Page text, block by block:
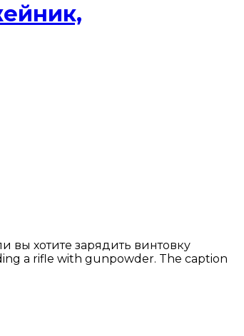
вы хотите зарядить винтовку
a rifle with gunpowder. The caption